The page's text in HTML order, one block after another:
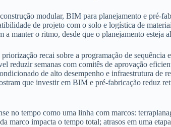
modular, BIM para planejamento e pré-
de projeto com o solo e logística de
a manter o ritmo, desde que o planejamento esteja
recai sobre a programação de
reduzir semanas com comitês de aprovação
de alto desempenho e infraestrutura de
que investir em BIM e pré-fabricação reduz
no tempo como uma linha com marcos:
marco impacta o tempo total; atrasos em uma